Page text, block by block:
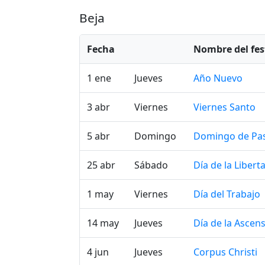
Beja
Fecha Nombre del
1 ene Jueves Año Nuevo
3 abr Viernes Viernes Santo
5 abr Domingo Domingo de
25 abr Sábado Día de la
1 may Viernes Día del Trabajo
14 may Jueves Día de la
4 jun Jueves Corpus Christi